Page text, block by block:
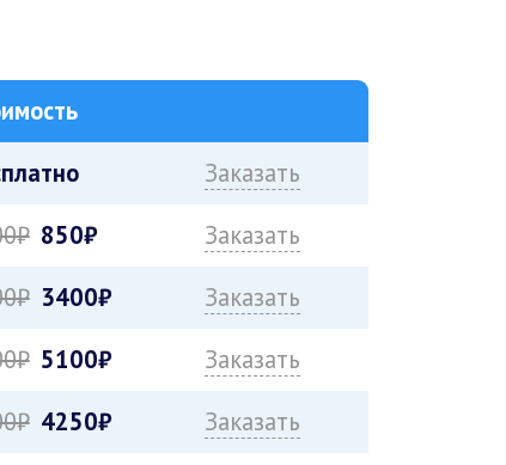
Заказать
850₽
Заказать
3400₽
Заказать
5100₽
Заказать
4250₽
Заказать